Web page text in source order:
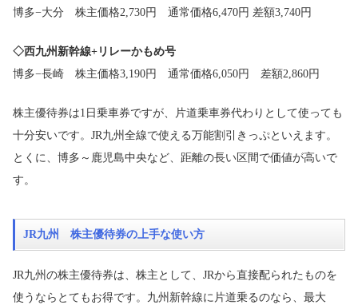
博多−大分 株主価格2,730円 通常価格6,470円 差額3,740円
◇西九州新幹線+リレーかもめ号
博多−長崎 株主価格3,190円 通常価格6,050円 差額2,860円
株主優待券は1日乗車券ですが、片道乗車券代わりとして使っても
十分安いです。JR九州全線で使える万能割引きっぷといえます。
とくに、博多～鹿児島中央など、距離の長い区間で価値が高いで
す。
JR九州 株主優待券の上手な使い方
JR九州の株主優待券は、株主として、JRから直接配られたものを
使うならとてもお得です。九州新幹線に片道乗るのなら、最大